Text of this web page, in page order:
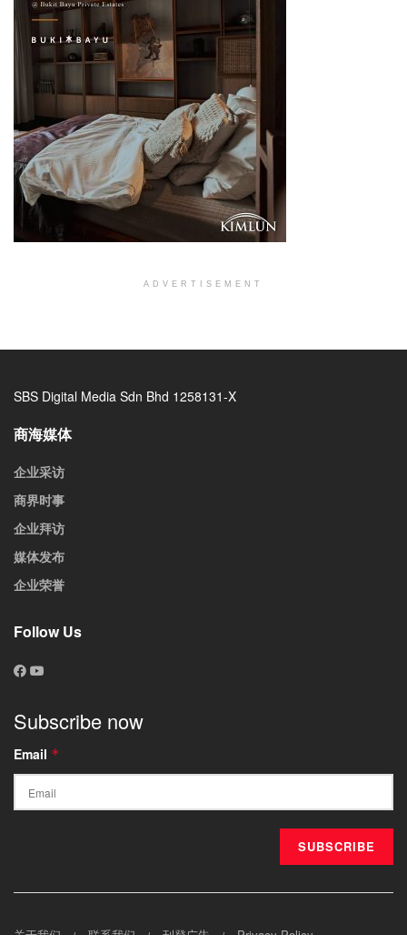
ADVERTISEMENT
SBS Digital Media Sdn Bhd 1258131-X
商海媒体
企业采访
商界时事
企业拜访
媒体发布
企业荣誉
Follow Us
Subscribe now
Email *